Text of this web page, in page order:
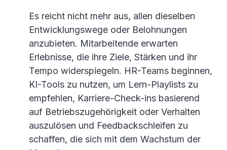
Es reicht nicht mehr aus, allen dieselben
Entwicklungswege oder Belohnungen
anzubieten. Mitarbeitende erwarten
Erlebnisse, die ihre Ziele, Stärken und ihr
Tempo widerspiegeln. HR-Teams beginnen,
KI-Tools zu nutzen, um Lern-Playlists zu
empfehlen, Karriere-Check-ins basierend
auf Betriebszugehörigkeit oder Verhalten
auszulösen und Feedbackschleifen zu
schaffen, die sich mit dem Wachstum der